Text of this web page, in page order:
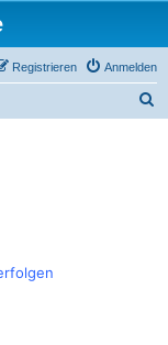
Anmelden
Registrieren